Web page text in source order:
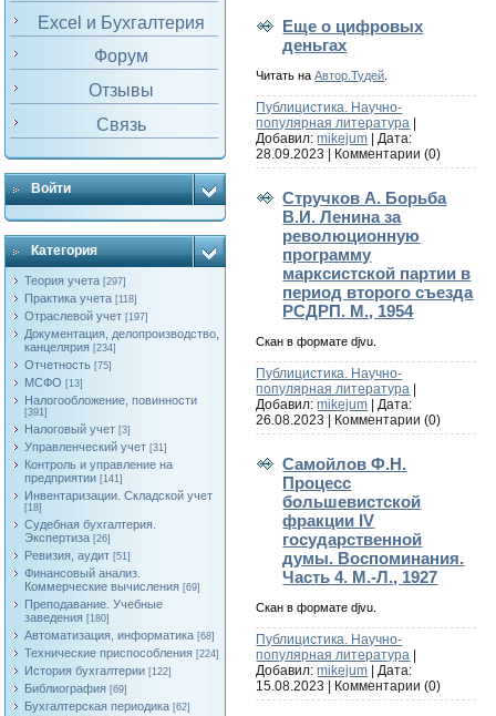
Excel и Бухгалтерия
Форум
Отзывы
Связь
Войти
Категория
Теория учета [297]
Практика учета [118]
Отраслевой учет [197]
Документация, делопроизводство,
канцелярия [234]
Отчетность [75]
МСФО [13]
Налогообложение, повинности
[391]
Налоговый учет [3]
Управленческий учет [31]
Контроль и управление на
предприятии [141]
Инвентаризации. Складской учет
[18]
Судебная бухгалтерия.
Экспертиза [26]
Ревизия, аудит [51]
Финансовый анализ.
Коммерческие вычисления [69]
Преподавание. Учебные
заведения [180]
Автоматизация, информатика [68]
Технические приспособления [224]
История бухгалтерии [122]
Библиография [69]
Бухгалтерская периодика [62]
Еще о цифровых
деньгах
Читать наАвтор.Тудей
Публицистика. Научно-
популярная литература
Добавил:mikejum | Дата:
28.09.2023
Комментарии (0)
Стручков А. Борьба
В.И. Ленина за
революционную
программу
марксистской партии в
период второго съезда
РСДРП. М., 1954
Скан в формате djvu.
Публицистика. Научно-
популярная литература
Добавил:mikejum | Дата:
26.08.2023
Комментарии (0)
Самойлов Ф.Н.
Процесс
большевистской
фракции IV
государственной
думы. Воспоминания.
Часть 4. М.-Л., 1927
Скан в формате djvu.
Публицистика. Научно-
популярная литература
Добавил:mikejum | Дата:
15.08.2023
Комментарии (0)